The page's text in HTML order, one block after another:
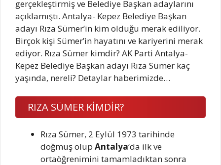
gerçekleştirmiş ve Belediye Başkan adaylarını
açıklamıştı. Antalya- Kepez Belediye Başkan
adayı Rıza Sümer’in kim olduğu merak ediliyor.
Birçok kişi Sümer’in hayatını ve kariyerini merak
ediyor. Rıza Sümer kimdir? AK Parti Antalya-
Kepez Belediye Başkan adayı Rıza Sümer kaç
yaşında, nereli? Detaylar haberimizde…
RIZA SÜMER KİMDİR?
Rıza Sümer, 2 Eylül 1973 tarihinde
doğmuş olup Antalya‘da ilk ve
ortaöğrenimini tamamladıktan sonra